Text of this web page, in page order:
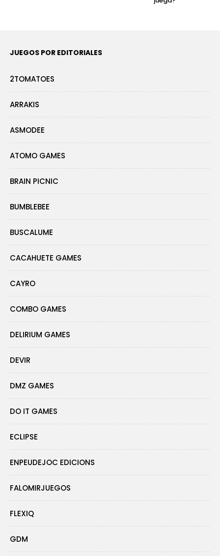
JUEGOS POR EDITORIALES
2TOMATOES
ARRAKIS
ASMODEE
ATOMO GAMES
BRAIN PICNIC
BUMBLEBEE
BUSCALUME
CACAHUETE GAMES
CAYRO
COMBO GAMES
DELIRIUM GAMES
DEVIR
DMZ GAMES
DO IT GAMES
ECLIPSE
ENPEUDEJOC EDICIONS
FALOMIRJUEGOS
FLEXIQ
GDM